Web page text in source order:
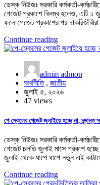
ডেস্ক নিউজঃ সরকারি কর্মকর্তা-
গেজেট প্রকাশে বিলম্ব হলেও, এটি ১
ফলে গেজেট প্রকাশের পর
Continue reading
admin admon
অর্থনীতি, জাতীয়
জুলাই ৫, ২০২৬
47 views
পে-স্কেলের গেজেট জুলাইয়ে হচ্ছে না, চূড়ান্ত
ডেস্ক নিউজঃ সরকারি কর্মকর্তা-
গেজেট চলতি জুলাই মাসে প্রকাশ হচ্ছে
জুলাই থেকে ধাপে ধাপে নতুন এই
Continue reading